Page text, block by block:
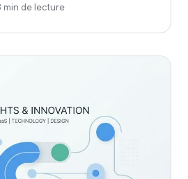
min de lecture